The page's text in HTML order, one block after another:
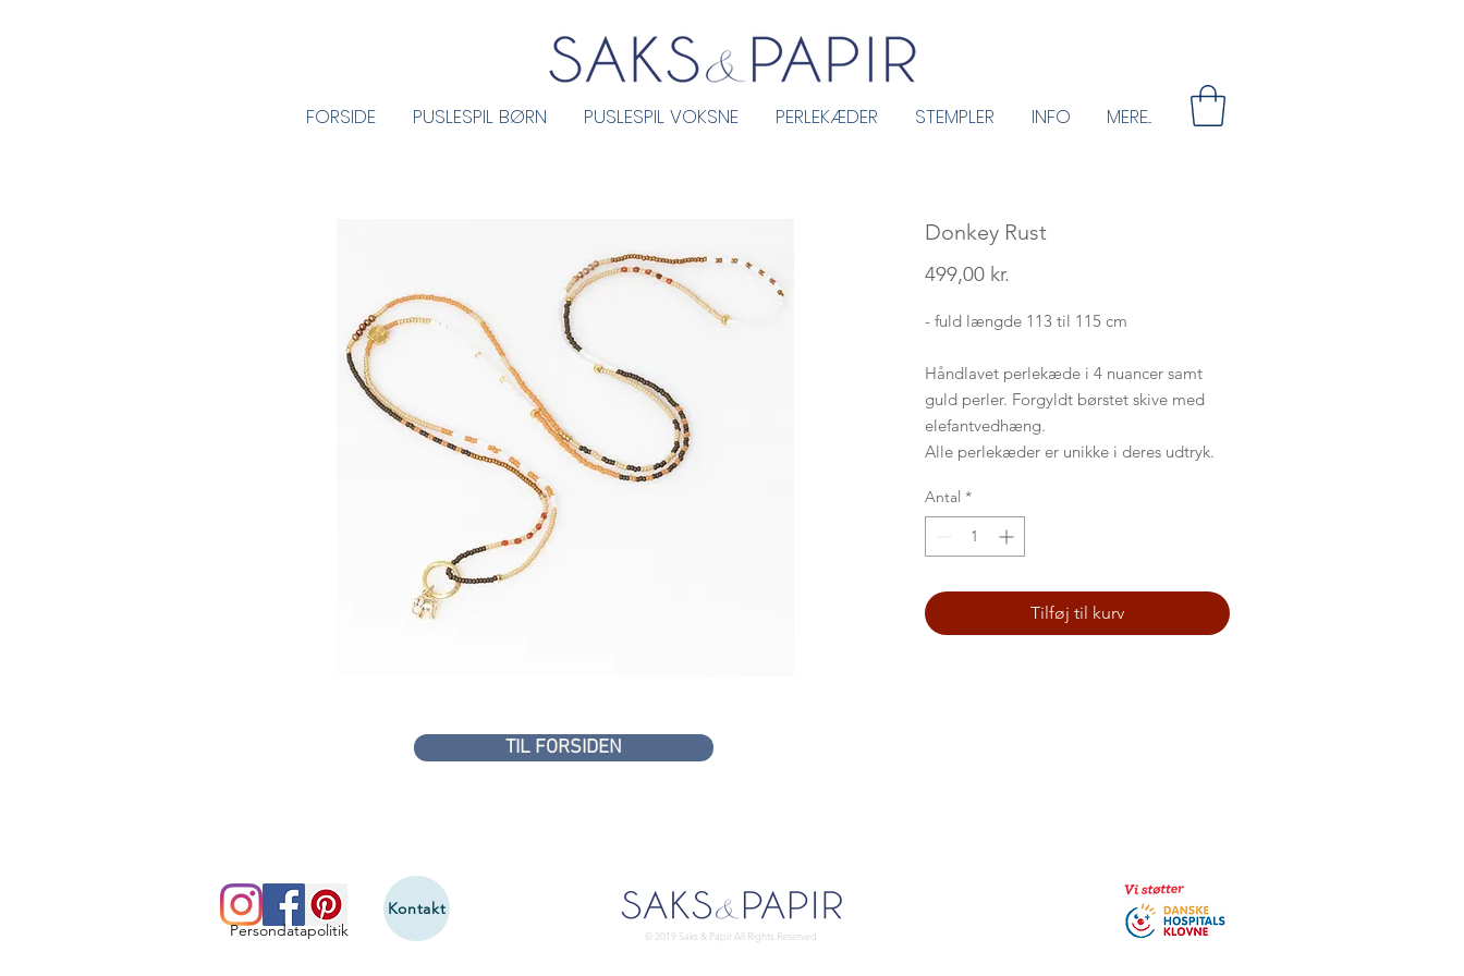
FORSIDE PUSLESPIL BØRN PUSLESPIL VOKSNE PERLEKÆDER STEMPLER INFO MERE...
Donkey Rust
499,00 kr.Pris
- fuld længde 113 til 115 cm
Håndlavet perlekæde i 4 nuancer samt
guld perler. Forgyldt børstet skive med
elefantvedhæng.
Alle perlekæder er unikke i deres udtryk.
Antal *
Tilføj til kurv
TIL FORSIDEN
Kontakt
Persondatapolitik
© 2019 Saks & Papir All Rights Reserved